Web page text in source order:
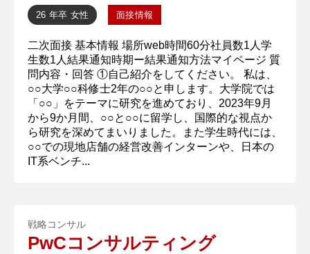
26 年卒 女性 面接情報
二次面接 基本情報 場所web時間60分社員数1人学
生数1人結果通知時期ー結果通知方法マイページ 質
問内容・回答 ①自己紹介をしてください。 私は、
○○大学○○科修士2年の○○と申します。大学院では
「○○」をテーマに研究を進めており、2023年9月
から9か月間、○○と○○に留学し、国際的な視点か
ら研究を深めてまいりました。また学生時代には、
○○での現地店舗の経営改善インターンや、日本の
IT系ベンチ...
戦略コンサル
PwCコンサルティング